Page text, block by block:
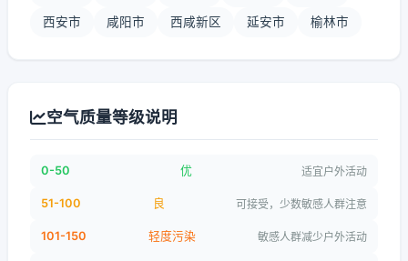
西安市 咸阳市 西咸新区 延安市 榆林市
空气质量等级说明
0-50 优 适宜户外活动
51-100 良 可接受，少数敏感人群注意
101-150 轻度污染 敏感人群减少户外活动